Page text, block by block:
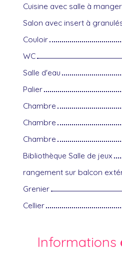
Cuisine avec salle à manger
Salon avec insert à
Couloir
WC
Salle d'eau
Palier
Chambre
Chambre
Chambre
Bibliothèque Salle de jeux
rangement sur balcon
Grenier
Cellier
Informations